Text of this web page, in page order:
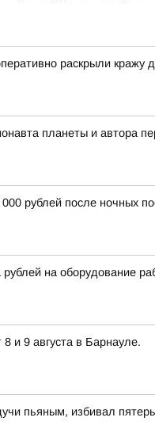
раскрыли кражу
планеты и автора
рублей после ночных
на оборудование
и 9 августа в Барнауле.
пьяным, избивал